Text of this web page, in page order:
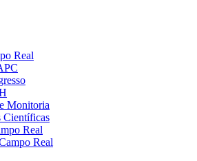
Real
Monitoria
Científicas
Real
Real